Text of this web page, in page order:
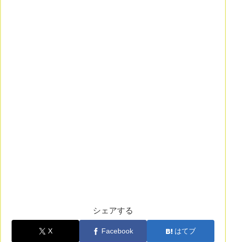
シェアする
X Facebook はてブ